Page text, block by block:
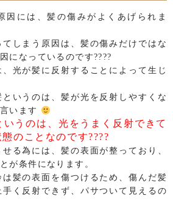
因には、髪の傷みがよくあげられま
しまう原因は、髪の傷みだけではな
になっているのです????
光が髪に反射することによって生じ
いうのは、髪が光を反射しやすくな
います
うのは、光をうまく反射できて
のことなのです????
る為には、髪の表面が整っており、
が条件になります。
は髪の表面を傷つけるため、傷んだ髪
く反射できず、パサついて見えるの